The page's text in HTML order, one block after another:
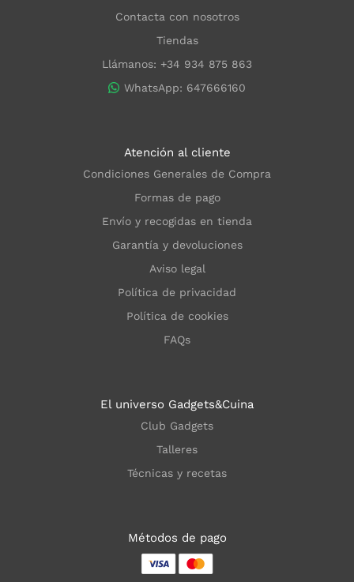
Contacta con nosotros
Tiendas
Llámanos: +34 934 875 863
WhatsApp: 647666160
Atención al cliente
Condiciones Generales de Compra
Formas de pago
Envío y recogidas en tienda
Garantía y devoluciones
Aviso legal
Política de privacidad
Política de cookies
FAQs
El universo Gadgets&Cuina
Club Gadgets
Talleres
Técnicas y recetas
Métodos de pago